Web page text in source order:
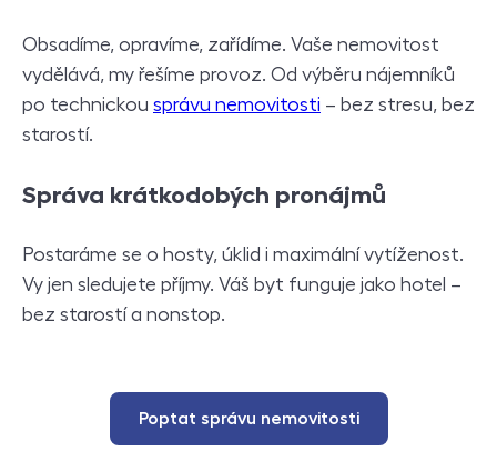
Obsadíme, opravíme, zařídíme. Vaše nemovitost
vydělává, my řešíme provoz. Od výběru nájemníků
po technickou správu nemovitosti – bez stresu, bez
starostí.
Správa krátkodobých pronájmů
Postaráme se o hosty, úklid i maximální vytíženost.
Vy jen sledujete příjmy. Váš byt funguje jako hotel –
bez starostí a nonstop.
Poptat správu nemovitosti